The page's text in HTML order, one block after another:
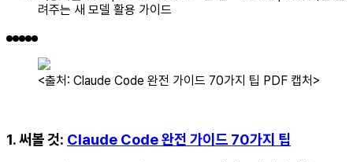
려주는 새 모델 활용 가이드
<출처: Claude Code 완전 가이드 70가지 팁 PDF 캡처>
1. 써볼 것: Claude Code 완전 가이드 70가지 팁